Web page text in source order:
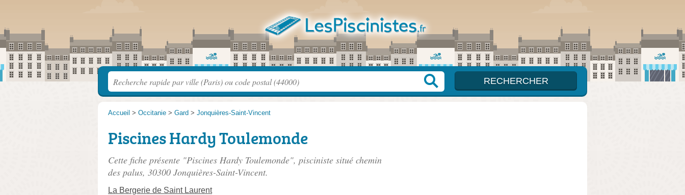
Accueil > Occitanie > Gard > Jonquières-Saint-Vincent
Piscines Hardy Toulemonde
Cette fiche présente "Piscines Hardy Toulemonde", pisciniste situé chemin
des palus, 30300 Jonquières-Saint-Vincent.
La Bergerie de Saint Laurent